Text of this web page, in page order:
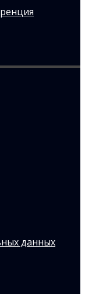
данных